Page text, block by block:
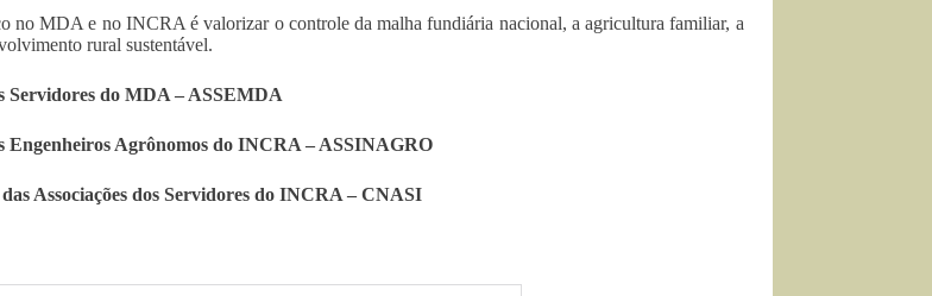
no MDA e no INCRA é valorizar o controle da malha fundiária nacional, a agricultura familiar, a
rural sustentável.
Servidores do MDA – ASSEMDA
Engenheiros Agrônomos do INCRA – ASSINAGRO
Associações dos Servidores do INCRA – CNASI